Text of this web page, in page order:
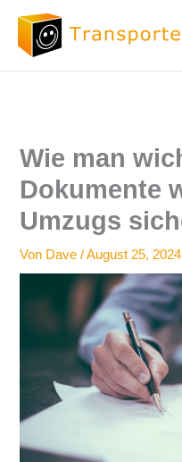
springen
Wie man
Dokumente
Umzugs
Von Dave/August 25, 2024